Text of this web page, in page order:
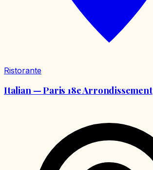
Ristorante
Italian — Paris 18e Arrondissement